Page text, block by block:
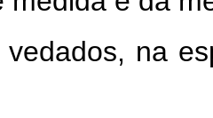
vedados, na